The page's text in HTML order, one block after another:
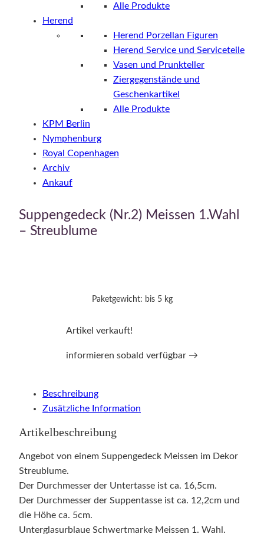
Alle Produkte
Herend
Herend Porzellan Figuren
Herend Service und Serviceteile
Vasen und Prunkteller
Ziergegenstände und
Geschenkartikel
Alle Produkte
KPM Berlin
Nymphenburg
Royal Copenhagen
Archiv
Ankauf
Suppengedeck (Nr.2) Meissen 1.Wahl
– Streublume
Paketgewicht: bis 5 kg
Artikel verkauft!
informieren sobald verfügbar →
Beschreibung
Zusätzliche Information
Artikelbeschreibung
Angebot von einem Suppengedeck Meissen im Dekor
Streublume.
Der Durchmesser der Untertasse ist ca. 16,5cm.
Der Durchmesser der Suppentasse ist ca. 12,2cm und
die Höhe ca. 5cm.
Unterglasurblaue Schwertmarke Meissen 1. Wahl.